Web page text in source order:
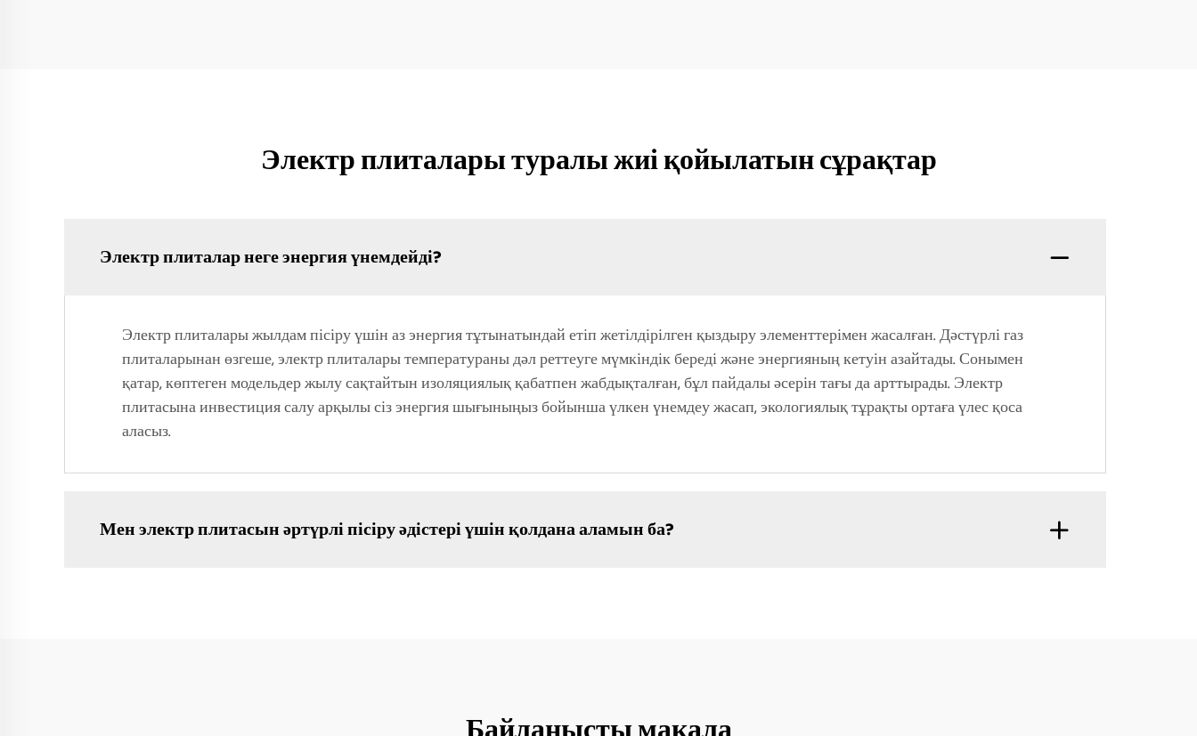
Электр плиталары туралы жиі қойылатын сұрақтар
Электр плиталар неге энергия үнемдейді?
Электр плиталары жылдам пісіру үшін аз энергия тұтынатындай етіп жетілдірілген қыздыру элементтерімен жасалған. Дәстүрлі газ
плиталарынан өзгеше, электр плиталары температураны дәл реттеуге мүмкіндік береді және энергияның кетуін азайтады. Сонымен
қатар, көптеген модельдер жылу сақтайтын изоляциялық қабатпен жабдықталған, бұл пайдалы әсерін тағы да арттырады. Электр
плитасына инвестиция салу арқылы сіз энергия шығыныңыз бойынша үлкен үнемдеу жасап, экологиялық тұрақты ортаға үлес қоса
аласыз.
Мен электр плитасын әртүрлі пісіру әдістері үшін қолдана аламын ба?